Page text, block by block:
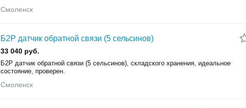
Смоленск
Б2Р датчик обратной связи (5 сельсинов)
33 040 руб.
Б2Р датчик обратной связи (5 сельсинов), складского хранения, идеальное
состояние, проверен.
Смоленск